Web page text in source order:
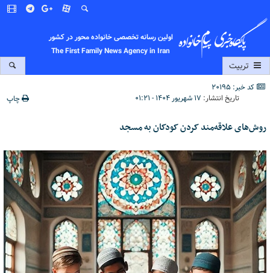
اولین رسانه تخصصی خانواده محور در کشور
The First Family News Agency in Iran
تربیت
کد خبر: 20195
تاریخ انتشار: ۱۷ شهریور ۱۴۰۴ - ۰۱:۲۱ چاپ
روش‌های علاقه‌مند کردن کودکان به مسجد